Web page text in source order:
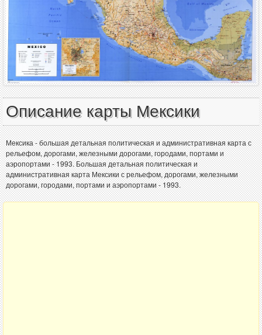
Описание карты Мексики
Мексика - большая детальная политическая и административная карта с
рельефом, дорогами, железными дорогами, городами, портами и
аэропортами - 1993. Большая детальная политическая и
административная карта Мексики с рельефом, дорогами, железными
дорогами, городами, портами и аэропортами - 1993.